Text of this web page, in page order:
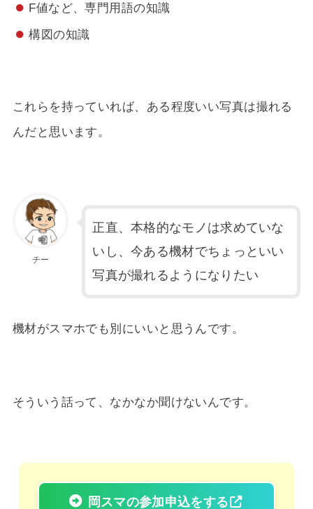
F値など、専門用語の知識
構図の知識
これらを持っていれば、ある程度いい写真は撮れる
んだと思います。
チー
正直、本格的なモノは求めていな
いし、今ある機材でちょっといい
写真が撮れるようになりたい
機材がスマホでも別にいいと思うんです。
そういう話って、なかなか聞けないんです。
岡スマの参加申込をする